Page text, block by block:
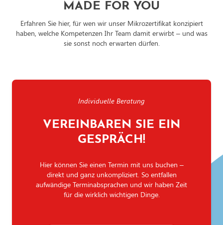
MADE FOR YOU
Erfahren Sie hier, für wen wir unser Mikrozertifikat konzipiert
haben, welche Kompetenzen Ihr Team damit erwirbt – und was
sie sonst noch erwarten dürfen.
Individuelle Beratung
VEREINBAREN SIE EIN
GESPRÄCH!
Hier können Sie einen Termin mit uns buchen –
direkt und ganz unkompliziert. So entfallen
aufwändige Terminabsprachen und wir haben Zeit
für die wirklich wichtigen Dinge.